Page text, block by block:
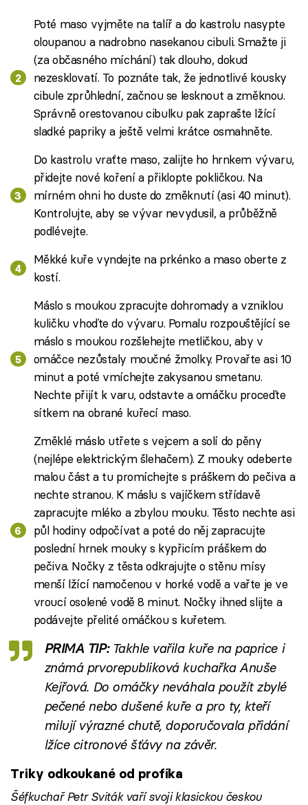
Poté maso vyjměte na talíř a do kastrolu nasypte
oloupanou a nadrobno nasekanou cibuli. Smažte ji
(za občasného míchání) tak dlouho, dokud
nezesklovatí. To poznáte tak, že jednotlivé kousky
cibule zprůhlední, začnou se lesknout a změknou.
Správně orestovanou cibulku pak zaprašte lžící
sladké papriky a ještě velmi krátce osmahněte.
Do kastrolu vraťte maso, zalijte ho hrnkem vývaru,
přidejte nové koření a přiklopte pokličkou. Na
mírném ohni ho duste do změknutí (asi 40 minut).
Kontrolujte, aby se vývar nevydusil, a průběžně
podlévejte.
Měkké kuře vyndejte na prkénko a maso oberte z
kostí.
Máslo s moukou zpracujte dohromady a vzniklou
kuličku vhoďte do vývaru. Pomalu rozpouštějící se
máslo s moukou rozšlehejte metličkou, aby v
omáčce nezůstaly moučné žmolky. Provařte asi 10
minut a poté vmíchejte zakysanou smetanu.
Nechte přijít k varu, odstavte a omáčku proceďte
sítkem na obrané kuřecí maso.
Změklé máslo utřete s vejcem a solí do pěny
(nejlépe elektrickým šlehačem). Z mouky odeberte
malou část a tu promíchejte s práškem do pečiva a
nechte stranou. K máslu s vajíčkem střídavě
zapracujte mléko a zbylou mouku. Těsto nechte asi
půl hodiny odpočívat a poté do něj zapracujte
poslední hrnek mouky s kypřicím práškem do
pečiva. Nočky z těsta odkrajujte o stěnu mísy
menší lžící namočenou v horké vodě a vařte je ve
vroucí osolené vodě 8 minut. Nočky ihned slijte a
podávejte přelité omáčkou s kuřetem.
PRIMA TIP:Takhle vařila kuře na paprice i
známá prvorepubliková kuchařka Anuše
Kejřová. Do omáčky neváhala použít zbylé
pečené nebo dušené kuře a pro ty, kteří
milují výrazné chutě, doporučovala přidání
lžíce citronové šťávy na závěr.
Triky odkoukané od profíka
Šéfkuchař Petr Sviták vaří svoji klasickou českou